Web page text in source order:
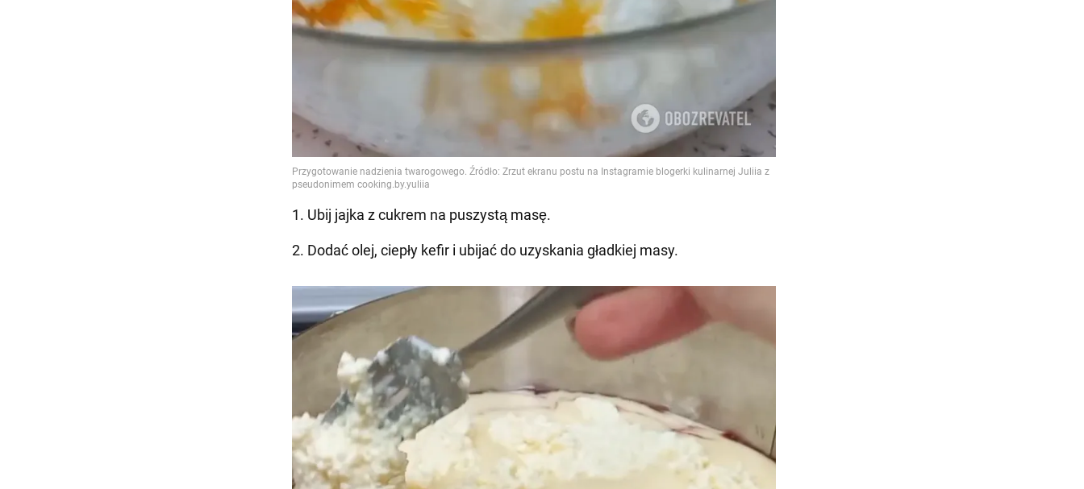
1. Ubij jajka z cukrem na puszystą masę.
2. Dodać olej, ciepły kefir i ubijać do uzyskania gładkiej masy.